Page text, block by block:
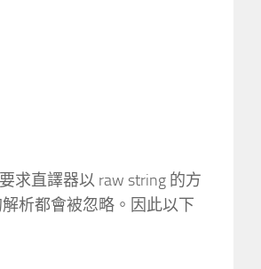
求直譯器以 raw string 的方
析都會被忽略。因此以下